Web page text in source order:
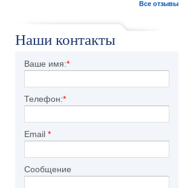
Все отзывы
Наши контакты
Ваше имя:*
Телефон:*
Email *
Сообщение